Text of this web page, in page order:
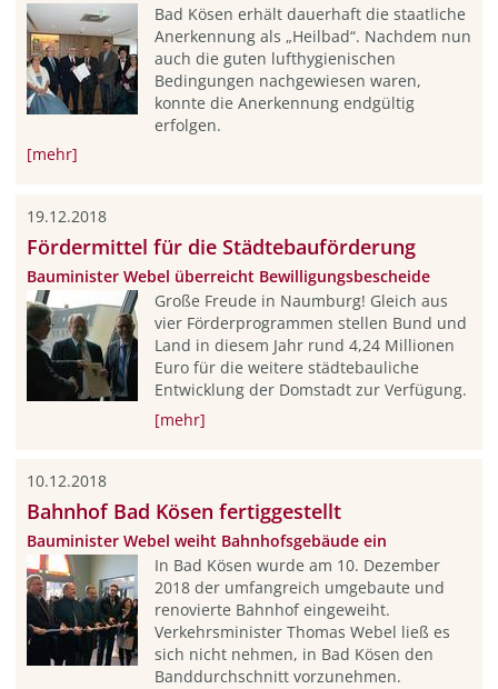
Bad Kösen erhält dauerhaft die staatliche
Anerkennung als „Heilbad“. Nachdem nun
auch die guten lufthygienischen
Bedingungen nachgewiesen waren,
konnte die Anerkennung endgültig
erfolgen.
[mehr]
19.12.2018
Fördermittel für die Städtebauförderung
Bauminister Webel überreicht Bewilligungsbescheide
Große Freude in Naumburg! Gleich aus
vier Förderprogrammen stellen Bund und
Land in diesem Jahr rund 4,24 Millionen
Euro für die weitere städtebauliche
Entwicklung der Domstadt zur Verfügung.
[mehr]
10.12.2018
Bahnhof Bad Kösen fertiggestellt
Bauminister Webel weiht Bahnhofsgebäude ein
In Bad Kösen wurde am 10. Dezember
2018 der umfangreich umgebaute und
renovierte Bahnhof eingeweiht.
Verkehrsminister Thomas Webel ließ es
sich nicht nehmen, in Bad Kösen den
Banddurchschnitt vorzunehmen.